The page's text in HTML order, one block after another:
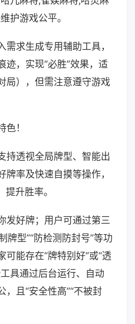
护游戏公平。
求生成专用辅助工具，
迹，实现“必胜”效果，适
局），但需注意遵守游戏
！
持透视全局牌型、智能出
率及快速自摸等操作，
升胜率。
发好牌；用户可通过第三
牌型”“防检测防封号”等功
能存在“牌特别好”或“透
具通过后台运行、自动
且“安全性高”“不被封